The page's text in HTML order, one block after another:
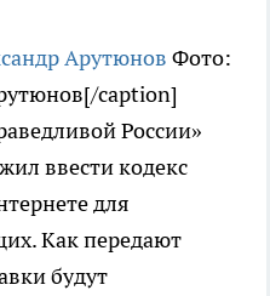
Фото:
caption]
России»
ввести кодекс
для
Как передают
будут